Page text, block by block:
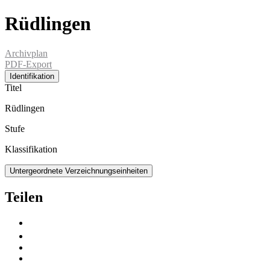
Rüdlingen
Archivplan
PDF-Export
Identifikation
Titel
Rüdlingen
Stufe
Klassifikation
Untergeordnete Verzeichnungseinheiten
Teilen